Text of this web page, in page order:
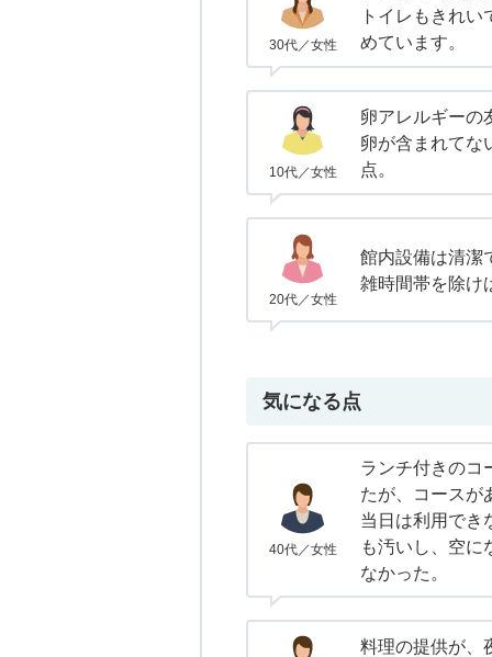
30代／女性
トイレもきれ
めています。
10代／女性
卵アレルギーの
卵が含まれてな
点。
20代／女性
館内設備は清潔
雑時間帯を除け
気になる点
40代／女性
ランチ付きのコ
たが、コースが
当日は利用でき
も汚いし、空に
なかった。
料理の提供が、